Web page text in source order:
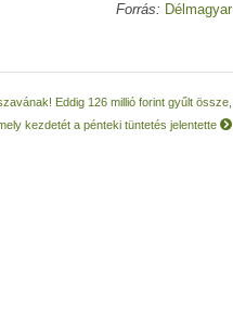
Forrás: Délmagyar
Eddig 126 millió forint gyűlt össze,
kezdetét a pénteki tüntetés jelentette